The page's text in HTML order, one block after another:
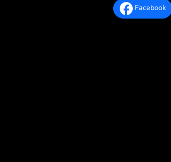
Facebook